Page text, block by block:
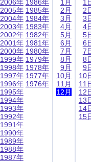
2006年
2005年
2004年
2003年
2002年
2001年
2000年
1999年
1998年
1997年
1996年
1995年
1994年
1993年
1992年
1991年
1990年
1989年
1988年
1987年
1986年
1985年
1984年
1983年
1982年
1981年
1980年
1979年
1978年
1977年
1976年
1月
2月
3月
4月
5月
6月
7月
8月
9月
10月
11月
12月
1
2
3
4
5
6
7
8
9
10
11
12
13
14
15